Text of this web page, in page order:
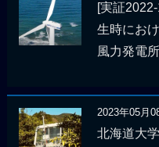
[実証
生時にお
風力発電
2023年05月
北海道大